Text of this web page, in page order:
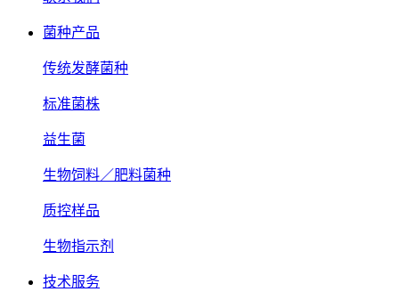
菌种产品
传统发酵菌种
标准菌株
益生菌
生物饲料／肥料菌种
质控样品
生物指示剂
技术服务